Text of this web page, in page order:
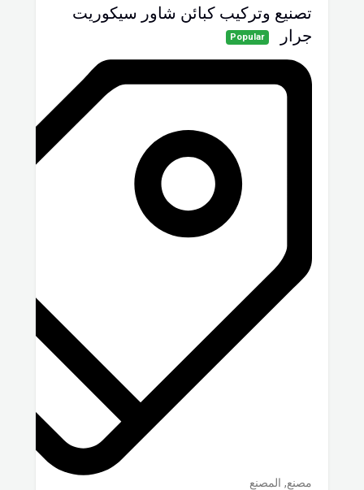
تصنيع وتركيب كبائن شاور سيكوريت
جرار
Popular
مصنع, المصنع